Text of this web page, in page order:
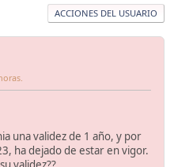
ACCIONES DEL USUARIO
una validez de 1 año, y por
ha dejado de estar en vigor.